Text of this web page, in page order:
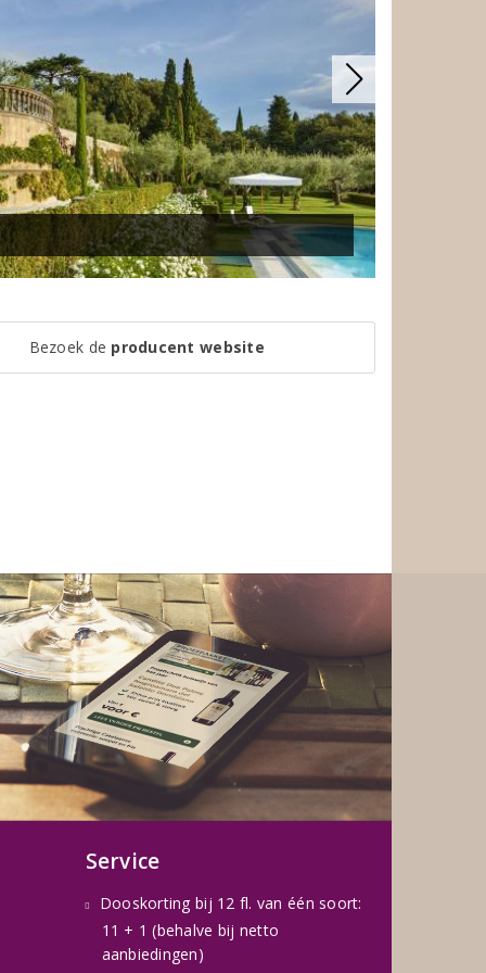
Bezoek de producent website
Service
Dooskorting bij 12 fl. van één soort:
11 + 1 (behalve bij netto
aanbiedingen)